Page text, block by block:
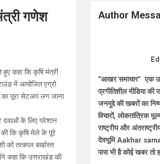
गणेश
कहा कि कृषि मंत्री
में आयोजित एग्रो
पूरा सेटअप लग जाना
दवाओं के लिए परेशान
की कि कृषि मेले के पूरे
को तत्काल बर्खास्त
कहा कि उत्तराखंड की
Author
Editor:
“आखर समाचार” एक
प्रगीतिशील मीडिया
जनमुद्दे की खबरों का
विचारों, लोकतांत्रिक
राष्ट्रीय और
देवभूमि Aakhar
पास भी है कोई खबर